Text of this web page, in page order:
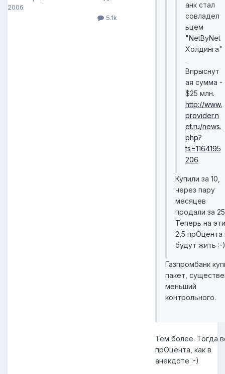
2006
5.1k
анк стал
совладел
ьцем
"NetByNet
Холдинга"
.
Впрыснут
ая сумма -
$25 млн.
http://www.
provider.n
et.ru/news.
php?
ts=1164195
206
Купили за 10,
через пару
месяцев
продали за
Теперь на эти
2,5 прОцента
будут жить :-)
Газпромбанк
пакет,
меньший
контрольного.
Тем более. Тогда
прОцента, как в
анекдоте :-)